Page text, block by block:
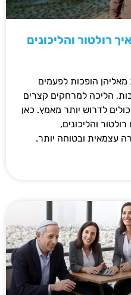
רולטור והליכונים
הופכות לפעמים
הליכה למרחקים קצרים
לדרוש יותר מאמץ. כאן
והליכונים,
עצמאית ובטוחה יותר.